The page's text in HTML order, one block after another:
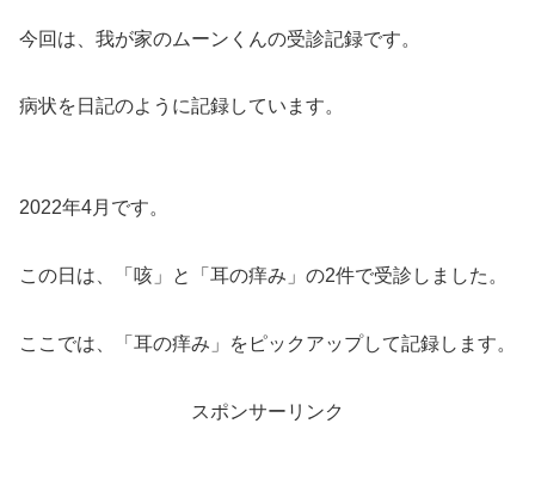
今回は、我が家のムーンくんの受診記録です。
病状を日記のように記録しています。
2022年4月です。
この日は、「咳」と「耳の痒み」の2件で受診しました。
ここでは、「耳の痒み」をピックアップして記録します。
スポンサーリンク